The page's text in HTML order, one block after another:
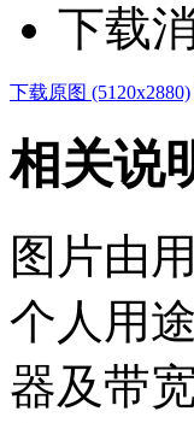
下载
下载原图 (5120x2880)
相关说
图片由
个人用
器及带